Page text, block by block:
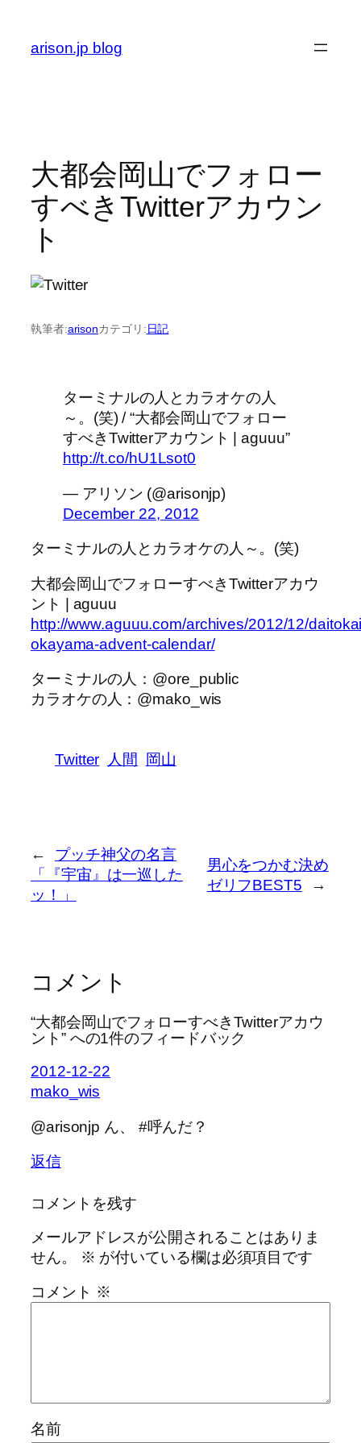
arison.jp blog
大都会岡山でフォロー
すべきTwitterアカウン
ト
執筆者:arisonカテゴリ:日記
ターミナルの人とカラオケの人
～。(笑) / “大都会岡山でフォロー
すべきTwitterアカウント | aguuu”
http://t.co/hU1Lsot0
— アリソン (@arisonjp)
December 22, 2012
ターミナルの人とカラオケの人～。(笑)
大都会岡山でフォローすべきTwitterアカウ
ント | aguuu
http://www.aguuu.com/archives/2012/12/
okayama-advent-calendar/
ターミナルの人：@ore_public
カラオケの人：@mako_wis
Twitter 人間 岡山
←
プッチ神父の名言
「『宇宙』は一巡した
ッ！」
男心をつかむ決め
ゼリフBEST5
→
コメント
“大都会岡山でフォローすべきTwitterアカウ
ント” への1件のフィードバック
2012-12-22
mako_wis
@arisonjp ん、 #呼んだ？
返信
コメントを残す
メールアドレスが公開されることはありま
せん。
※ が付いている欄は必須項目です
コメント ※
名前